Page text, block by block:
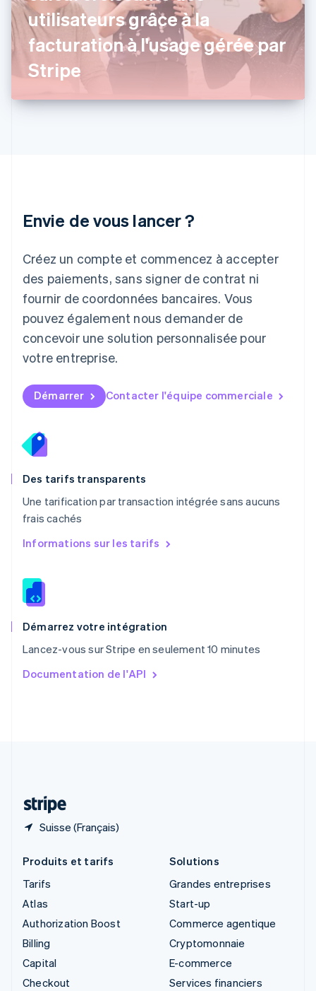
utilisateurs grâce à la
facturation à l'usage gérée par
Stripe
Envie de vous lancer ?
Créez un compte et commencez à accepter
des paiements, sans signer de contrat ni
fournir de coordonnées bancaires. Vous
pouvez également nous demander de
concevoir une solution personnalisée pour
votre entreprise.
Démarrer Contacter l'équipe commerciale
Des tarifs transparents
Une tarification par transaction intégrée sans aucuns
frais cachés
Informations sur les tarifs
Démarrez votre intégration
Lancez-vous sur Stripe en seulement 10 minutes
Documentation de l'API
Suisse (Français)
Grèce
English
Hongrie
English
Inde
English
English
Deutsch English
Luxembourg
FrançaisDeutsch English
Malaisie
English 简体中文
Malte
English
EspañolEnglish
English
Nouvelle-Zélande
Pays-Bas
Nederlands
English
PortuguêsEnglish
R.A.S. de Hong Kong, Chine
English
Roumanie
Royaume-Uni
English
English简体中文
English
Produits et tarifs
Tarifs
Atlas
Authorization Boost
Billing
Capital
Checkout
Solutions
Grandes entreprises
Start-up
Commerce agentique
Cryptomonnaie
E-commerce
Services financiers